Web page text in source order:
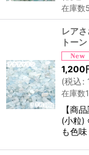
在庫数
レア
トーン
1,200
(税込:
在庫数
【商
(小粒)
も色